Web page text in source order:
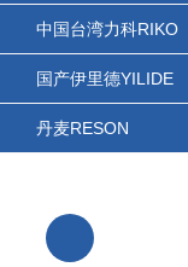
中国台湾力科RIKO
国产伊里德YILIDE
丹麦RESON